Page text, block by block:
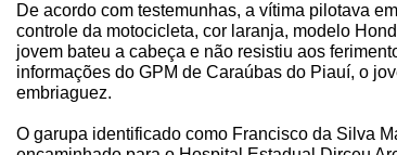
De acordo com testemunhas, a vítima pilotava
controle da motocicleta, cor laranja, modelo
jovem bateu a cabeça e não resistiu aos
informações do GPM de Caraúbas do Piauí, o
embriaguez.
O garupa identificado como Francisco da Silva